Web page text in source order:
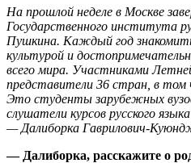
На прошлой неделе в Москве
Государственного института
Пушкина. Каждый год
культурой и
всего мира. Участниками
представители 36 стран, в том
Это студенты зарубежных
слушатели курсов русского
— Далиборка Гаврилович-
— Далиборка, расскажите о